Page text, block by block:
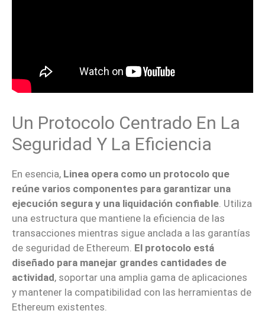
Un Protocolo Centrado En La
Seguridad Y La Eficiencia
En esencia, Linea opera como un protocolo que
reúne varios componentes para garantizar una
ejecución segura y una liquidación confiable . Utiliza
una estructura que mantiene la eficiencia de las
transacciones mientras sigue anclada a las garantías
de seguridad de Ethereum. El protocolo está
diseñado para manejar grandes cantidades de
actividad, soportar una amplia gama de aplicaciones
y mantener la compatibilidad con las herramientas de
Ethereum existentes.